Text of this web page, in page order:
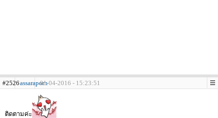
#2526assaraporn01-04-2016 - 15:23:51
ติดตามค่ะ